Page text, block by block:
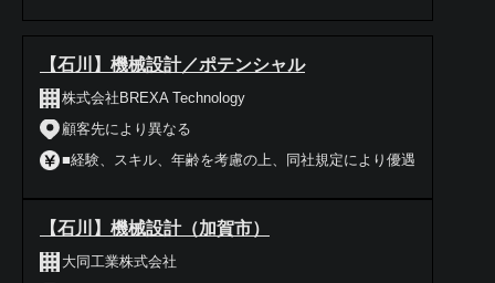
【石川】機械設計／ポテンシャル
株式会社BREXA Technology
顧客先により異なる
■経験、スキル、年齢を考慮の上、同社規定により優遇
【石川】機械設計（加賀市）
大同工業株式会社